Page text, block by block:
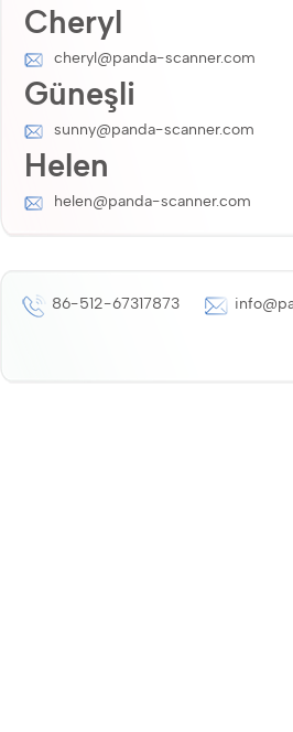
Cheryl
cheryl@panda-scanner.com
Güneşli
sunny@panda-scanner.com
Helen
helen@panda-scanner.com
86-512-67317873